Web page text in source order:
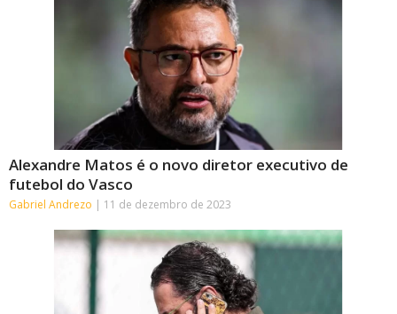
Alexandre Matos é o novo diretor executivo de
futebol do Vasco
Gabriel Andrezo 11 de dezembro de 2023